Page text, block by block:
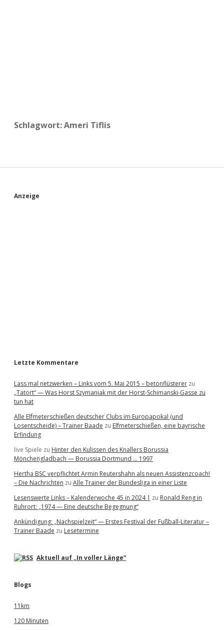
Schlagwort:Ameri Tiflis
S
Anzeige
Letzte Kommentare
Lass mal netzwerken – Links vom 5. Mai 2015 – betonflüsterer zu
„Tatort“ — Was Horst Szymaniak mit der Horst-Schimanski-Gasse zu
tun hat
Alle Elfmeterschießen deutscher Clubs im Europapokal (und
Losentscheide) – Trainer Baade zu Elfmeterschießen, eine bayrische
Erfindung
live Spiele zu Hinter den Kulissen des Knallers Borussia
Mönchengladbach — Borussia Dortmund … 1997
Hertha BSC verpflichtet Armin Reutershahn als neuen Assistenzcoach!
– Die Nachrichten zu Alle Trainer der Bundesliga in einer Liste
Lesenswerte Links – Kalenderwoche 45 in 2024 | zu Ronald Reng in
Ruhrort: „1974 — Eine deutsche Begegnung“
Ankündigung: „Nachspielzeit“ — Erstes Festival der Fußball-Literatur –
Trainer Baade zu Lesetermine
Aktuell auf „In voller Länge“
Blogs
11km
120 Minuten